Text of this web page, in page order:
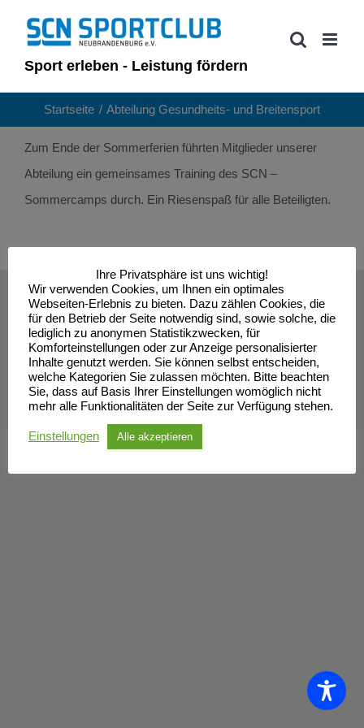
Inhalt
springenSport erleben - Leistung fördern
Startseite Abteilung Gesundheits- und Breitensport
Zum Ende der Sommerferien führten Mitglieder unserer
Abteilung ein gemeinsames Training des SCN –
Sommercamps durch. Ein Riesenspaß für alle Beteiligten.
© Sportclub Neubrandenburg e.V. | All Rights Reserved
Impressum Datenschutzerklärung
Ihre Privatsphäre ist uns wichtig!
Wir verwenden Cookies, um Ihnen ein optimales
Webseiten-Erlebnis zu bieten. Dazu zählen Cookies, die
für den Betrieb der Seite notwendig sind, sowie solche, die
lediglich zu anonymen Statistikzwecken, für
Komforteinstellungen oder zur Anzeige personalisierter
Inhalte genutzt werden. Sie können selbst entscheiden,
welche Kategorien Sie zulassen möchten. Bitte beachten
Sie, dass auf Basis Ihrer Einstellungen womöglich nicht
mehr alle Funktionalitäten der Seite zur Verfügung stehen.
Einstellungen Alle akzeptieren